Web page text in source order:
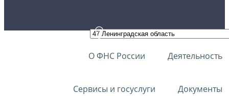
О ФНС России Деятельность
Сервисы и госуслуги Документы